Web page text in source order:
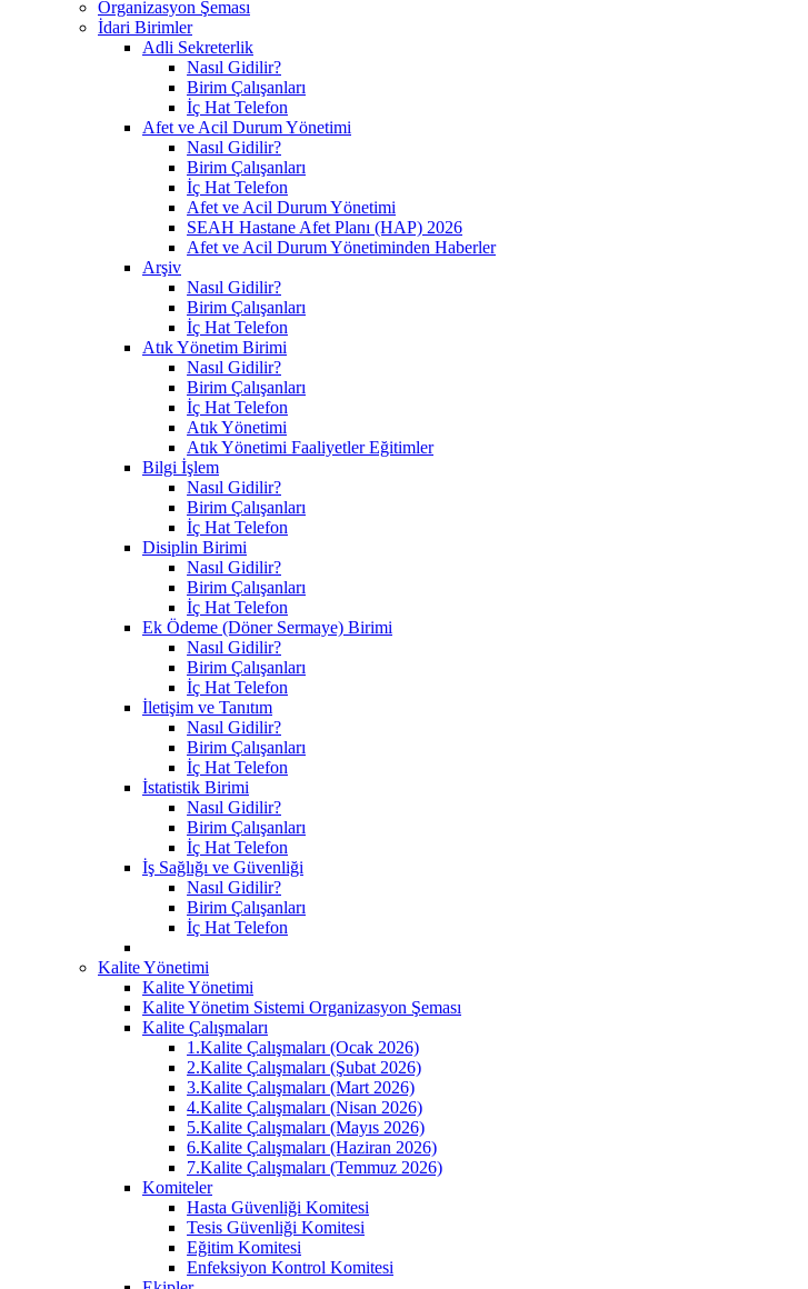
Organizasyon Şeması
İdari Birimler
Adli Sekreterlik
Nasıl Gidilir?
Birim Çalışanları
İç Hat Telefon
Afet ve Acil Durum Yönetimi
Nasıl Gidilir?
Birim Çalışanları
İç Hat Telefon
Afet ve Acil Durum Yönetimi
SEAH Hastane Afet Planı (HAP) 2026
Afet ve Acil Durum Yönetiminden Haberler
Arşiv
Nasıl Gidilir?
Birim Çalışanları
İç Hat Telefon
Atık Yönetim Birimi
Nasıl Gidilir?
Birim Çalışanları
İç Hat Telefon
Atık Yönetimi
Atık Yönetimi Faaliyetler Eğitimler
Bilgi İşlem
Nasıl Gidilir?
Birim Çalışanları
İç Hat Telefon
Disiplin Birimi
Nasıl Gidilir?
Birim Çalışanları
İç Hat Telefon
Ek Ödeme (Döner Sermaye) Birimi
Nasıl Gidilir?
Birim Çalışanları
İç Hat Telefon
İletişim ve Tanıtım
Nasıl Gidilir?
Birim Çalışanları
İç Hat Telefon
İstatistik Birimi
Nasıl Gidilir?
Birim Çalışanları
İç Hat Telefon
İş Sağlığı ve Güvenliği
Nasıl Gidilir?
Birim Çalışanları
İç Hat Telefon
Kalite Yönetimi
Kalite Yönetimi
Kalite Yönetim Sistemi Organizasyon Şeması
Kalite Çalışmaları
1.Kalite Çalışmaları (Ocak 2026)
2.Kalite Çalışmaları (Şubat 2026)
3.Kalite Çalışmaları (Mart 2026)
4.Kalite Çalışmaları (Nisan 2026)
5.Kalite Çalışmaları (Mayıs 2026)
6.Kalite Çalışmaları (Haziran 2026)
7.Kalite Çalışmaları (Temmuz 2026)
Komiteler
Hasta Güvenliği Komitesi
Tesis Güvenliği Komitesi
Eğitim Komitesi
Enfeksiyon Kontrol Komitesi